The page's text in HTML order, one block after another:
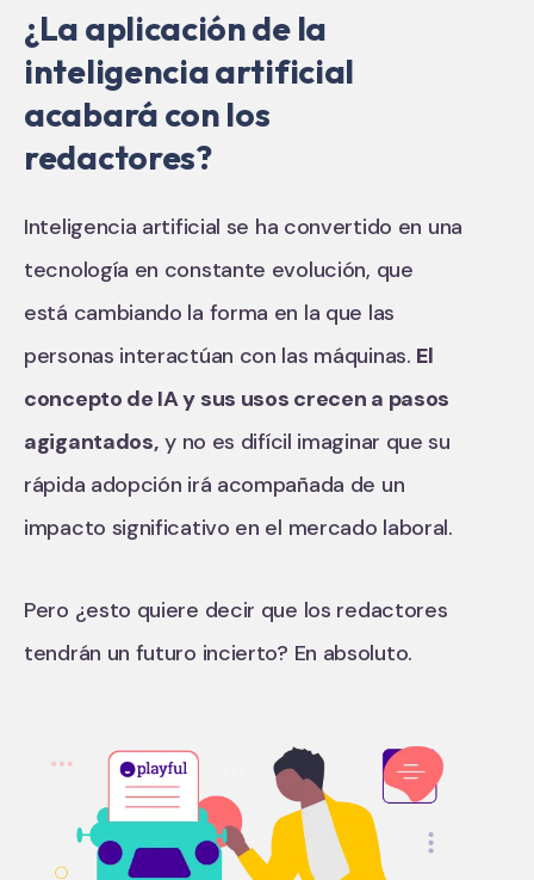
¿La aplicación de la
inteligencia artificial
acabará con los
redactores?
Inteligencia artificial se ha convertido en una
tecnología en constante evolución, que
está cambiando la forma en la que las
personas interactúan con las máquinas. El
concepto de IA y sus usos crecen a pasos
agigantados, y no es difícil imaginar que su
rápida adopción irá acompañada de un
impacto significativo en el mercado laboral.
Pero ¿esto quiere decir que los redactores
tendrán un futuro incierto? En absoluto.